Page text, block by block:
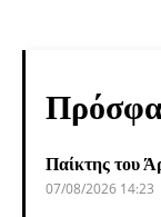
Παίκτης του
07/08/2026 14:23